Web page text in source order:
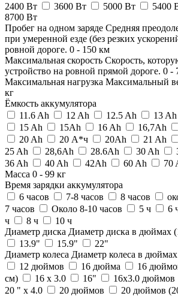
2400 Вт
3600 Вт 5000 Вт 5400
8700 Вт
Пробег на одном заряде Средняя
при умеренной езде (без резких
ровной дороге. 0 - 150 км
Максимальная скорость Скорость,
устройство на ровной прямой дороге. 0 -
Максимальная нагрузка Максимальный
кг
Ёмкость аккумулятора
11.6 Ah
12 Ah 12.5 Ah 13 Ah
15 Ah
15Ah 16 Ah 16,7Ah
20 Ah
20 А*ч 20Ah 21 Ah
25 Ah
28,6Ah 28.6Ah 30 Ah
36 Ah
40 Ah 42Ah 60 Ah 70
Масса 0 - 99 кг
Время зарядки аккумулятора
6 часов
7-8 часов 8 часов
7 часов
Около 8-10 часов 5 ч 6
ч
8 ч
10 ч
Диаметр диска Диаметр диска в дюймах
13.9"
15.9"
22"
Диаметр колеса Диаметр колеса в
12 дюймов
16 дюйма 16
см)
16 х 3.0 16" 16x3.0 дюймов
20 " x 4.0
20 дюймов 20 дюймов